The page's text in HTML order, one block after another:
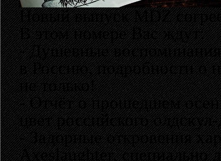
Новый выпуск MDZ
В этом номере Вас ждут:
- Душевные
в Россию, подробности о
не только!
- Отчёт о прошедшем
цвет российского
- Задорные откровения
Axeslaughter, специально